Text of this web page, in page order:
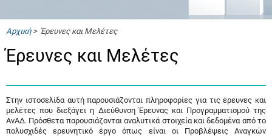
Αρχική> Έρευνες και Μελέτες
Έρευνες και Μελέτες
Στην ιστοσελίδα αυτή παρουσιάζονται πληροφορίες για τις έρευνες και
μελέτες που διεξάγει η Διεύθυνση Έρευνας και Προγραμματισμού της
ΑνΑΔ. Πρόσθετα παρουσιάζονται αναλυτικά στοιχεία και δεδομένα από το
πολυσχιδές ερευνητικό έργο όπως είναι οι Προβλέψεις Αναγκών